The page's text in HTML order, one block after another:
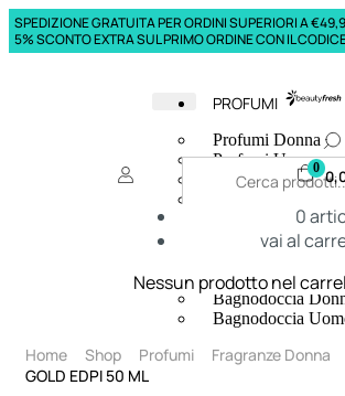
SPEDIZIONE GRATUITA PER ORDINI SUPERIORI A
5% SCONTO EXTRA SUL PRIMO ORDINE CON IL
PROFUMI
Profumi Donna
Profumi Uomo
Deodoranti Donna
Corpo Donna
Corpo Uomo
Creme Mani
Bagnodoccia
Bagnodoccia
0
0
vai al
Nessun prodotto nel
Home Shop Profumi Fragranze Donna
GOLD EDPI 50 ML